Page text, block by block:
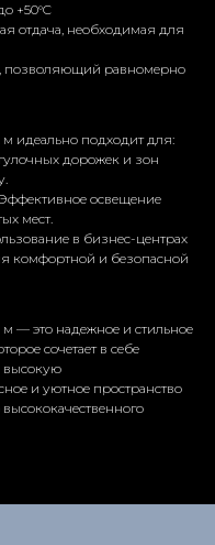
+50°C
отдача, необходимая для
позволяющий равномерно
м идеально подходит для:
дорожек и зон
освещение
мест.
в бизнес-центрах
комфортной и безопасной
м — это надежное и стильное
сочетает в себе
высокую
и уютное пространство